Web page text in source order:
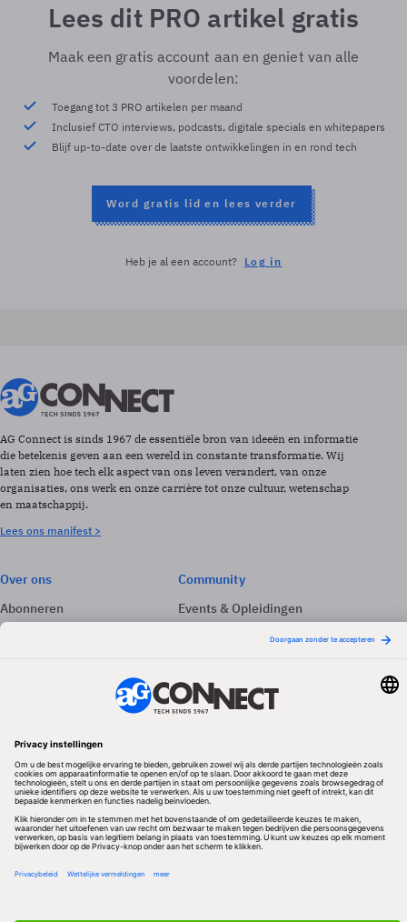
Lees dit PRO artikel gratis
Maak een gratis account aan en geniet van alle
voordelen:
Toegang tot 3 PRO artikelen per maand
Inclusief CTO interviews, podcasts, digitale specials en whitepapers
Blijf up-to-date over de laatste ontwikkelingen in en rond tech
Word gratis lid en lees verder
Heb je al een account? Log in
AG Connect is sinds 1967 de essentiële bron van ideeën en informatie
die betekenis geven aan een wereld in constante transformatie. Wij
laten zien hoe tech elk aspect van ons leven verandert, van onze
organisaties, ons werk en onze carrière tot onze cultuur, wetenschap
en maatschappij.
Lees ons manifest >
Over ons
Abonneren
Adverteren
Community
Events & Opleidingen
Volg ons
Redactionele partner
Algemene Voorwaarden & Copyrights